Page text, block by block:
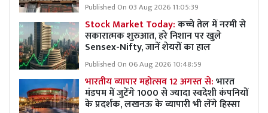
Published On 03 Aug 2026 11:05:39
Stock Market Today:कच्चे तेल में नरमी से
सकारात्मक शुरुआत, हरे निशान पर खुले
Sensex-Nifty, जानें शेयरों का हाल
Published On 06 Aug 2026 10:48:59
भारतीय व्यापार महोत्सव 12 अगस्त से:भारत
मंडपम में जुटेंगे 1000 से ज्यादा स्वदेशी कंपनियों
के प्रदर्शक, लखनऊ के व्यापारी भी लेंगे हिस्सा